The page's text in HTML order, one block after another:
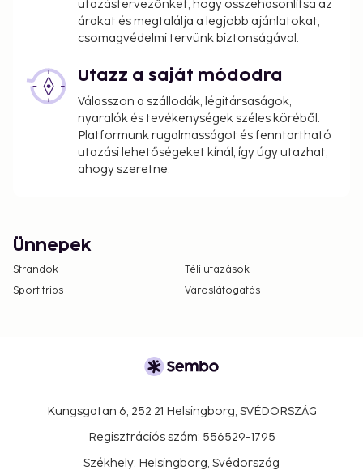
utazástervezőnket, hogy összehasonlítsa az
árakat és megtalálja a legjobb ajánlatokat,
csomagvédelmi tervünk biztonságával.
Utazz a saját módodra
Válasszon a szállodák, légitársaságok,
nyaralók és tevékenységek széles köréből.
Platformunk rugalmasságot és fenntartható
utazási lehetőségeket kínál, így úgy utazhat,
ahogy szeretne.
Ünnepek
Strandok
Téli utazások
Sport trips
Városlátogatás
Kungsgatan 6, 252 21 Helsingborg, SVÉDORSZÁG
Regisztrációs szám: 556529-1795
Székhely: Helsingborg, Svédország